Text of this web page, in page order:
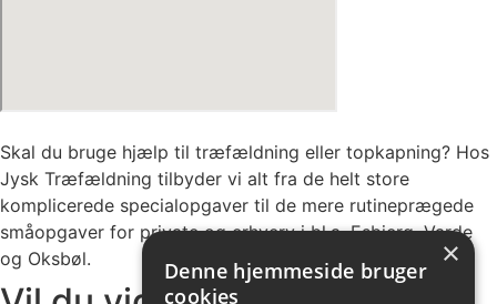
Skal du bruge hjælp til træfældning eller topkapning? Hos
Jysk Træfældning tilbyder vi alt fra de helt store
komplicerede specialopgaver til de mere rutineprægede
småopgaver for private og erhverv i bl.a. Esbjerg, Varde
og Oksbøl.
×
Denne hjemmeside bruger
cookies